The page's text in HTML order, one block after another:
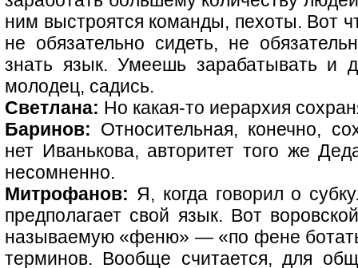
ним выстроятся команды, пехоты. Вот
не обязательно сидеть, не
знать язык. Умеешь зарабатывать и
молодец, садись.
Светлана: Но какая-то иерархия
Баринов: Относительная, конечно,
нет Иванькова, авторитет того же
несомненно.
Митрофанов: Я, когда говорил о
предполагает свой язык. Вот
называемую «феню» — «по фене
терминов. Вообще считается, для